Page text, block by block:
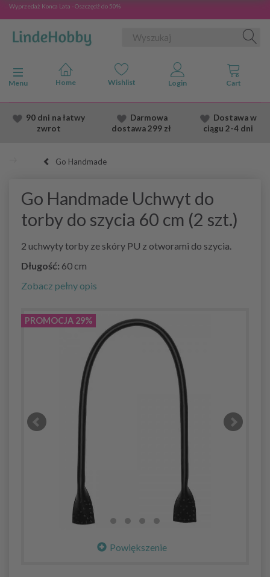
Wyprzedaż Konca Lata - Oszczędź do 50%
Przełącz nawigację
Menu
90 dni na łatwy
zwrot
Darmowa
dostawa299 zł
Dostawaw
ciągu 2-4 dni
Go Handmade
Go Handmade Uchwyt do
torby do szycia 60 cm (2 szt.)
2 uchwyty torby ze skóry PU z otworami do szycia.
Długość: 60 cm
Zobacz pełny opis
PROMOCJA 29%
Powiększenie